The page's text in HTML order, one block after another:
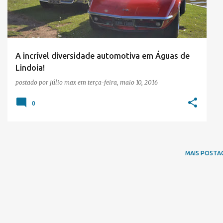
t
a
g
A incrível diversidade automotiva em Águas de
Lindoia!
postado por júlio max em terça-feira, maio 10, 2016
0
MAIS